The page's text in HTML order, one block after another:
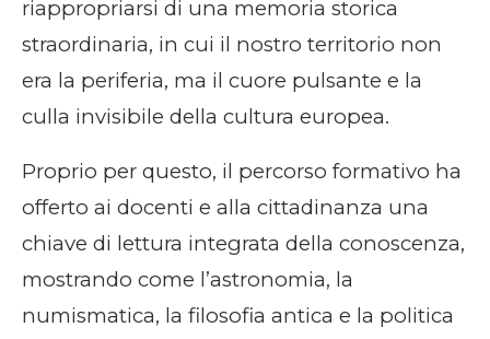
riappropriarsi di una memoria storica
straordinaria, in cui il nostro territorio non
era la periferia, ma il cuore pulsante e la
culla invisibile della cultura europea.
Proprio per questo, il percorso formativo ha
offerto ai docenti e alla cittadinanza una
chiave di lettura integrata della conoscenza,
mostrando come l’astronomia, la
numismatica, la filosofia antica e la politica